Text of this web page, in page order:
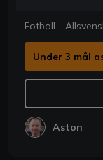
Fotboll -
Under 3 mål
Aston